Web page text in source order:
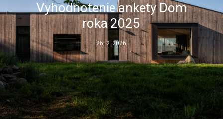
Vyhodnotenie ankety Dom
roka 2025
26. 2. 2026